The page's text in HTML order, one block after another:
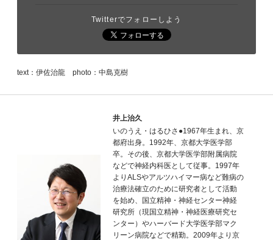
Twitterでフォローしよう
text：伊佐治龍 photo：中島克樹
井上治久
いのうえ・はるひさ●1967年生まれ、京
都府出身。1992年、京都大学医学部
卒。その後、京都大学医学部附属病院
などで神経内科医として従事。1997年
よりALSやアルツハイマー病など難病の
治療法確立のために研究者として活動
を始め、国立精神・神経センター神経
研究所（現国立精神・神経医療研究セ
ンター）やハーバード大学医学部マク
リーン病院などで精勤。2009年より京